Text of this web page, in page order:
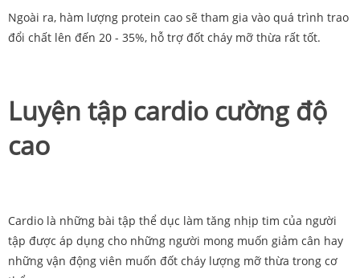
Ngoài ra, hàm lượng protein cao sẽ tham gia vào quá trình trao
đổi chất lên đến 20 - 35%, hỗ trợ đốt cháy mỡ thừa rất tốt.
Luyện tập cardio cường độ
cao
Cardio là những bài tập thể dục làm tăng nhịp tim của người
tập được áp dụng cho những người mong muốn giảm cân hay
những vận động viên muốn đốt cháy lượng mỡ thừa trong cơ